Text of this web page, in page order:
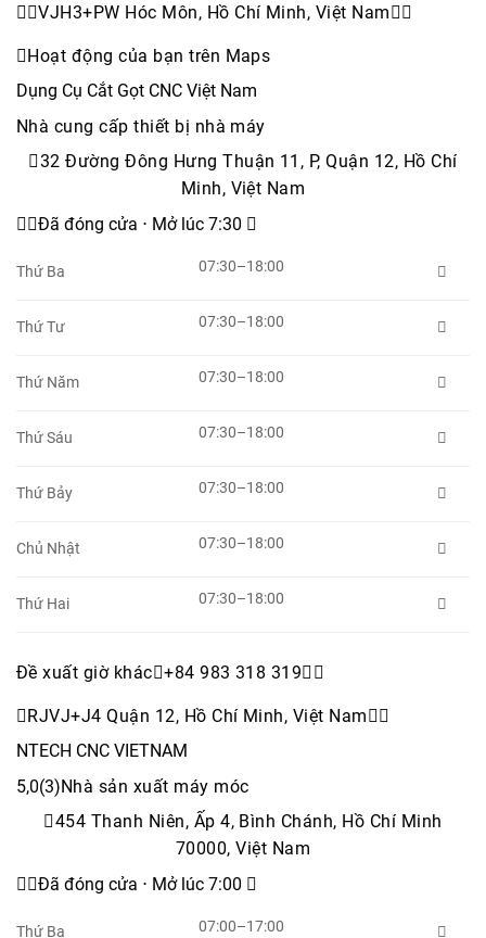
VJH3+PW Hóc Môn, Hồ Chí Minh, Việt Nam
Hoạt động của bạn trên Maps
Dụng Cụ Cắt Gọt CNC Việt Nam
Nhà cung cấp thiết bị nhà máy
32 Đường Đông Hưng Thuận 11, P, Quận 12, Hồ Chí
Minh, Việt Nam
Đã đóng cửa ⋅ Mở lúc 7:30 
Thứ Ba 07:30–18:00 
Thứ Tư 07:30–18:00 
Thứ Năm 07:30–18:00 
Thứ Sáu 07:30–18:00 
Thứ Bảy 07:30–18:00 
Chủ Nhật 07:30–18:00 
Thứ Hai 07:30–18:00 
Đề xuất giờ khác+84 983 318 319 
RJVJ+J4 Quận 12, Hồ Chí Minh, Việt Nam
NTECH CNC VIETNAM
5,0(3)Nhà sản xuất máy móc
454 Thanh Niên, Ấp 4, Bình Chánh, Hồ Chí Minh
70000, Việt Nam
Đã đóng cửa ⋅ Mở lúc 7:00 
Thứ Ba 07:00–17:00 